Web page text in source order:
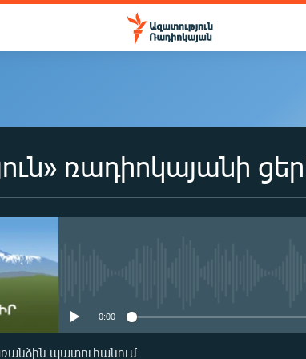
ռադիոկայանի
0:00
պատուհանում